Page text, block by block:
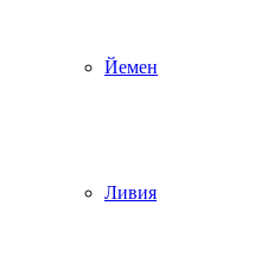
Йемен
Ливия